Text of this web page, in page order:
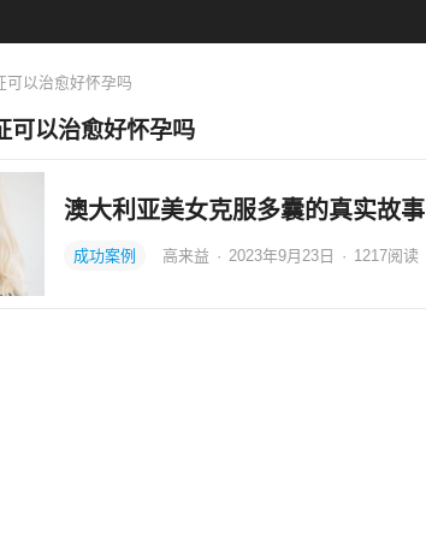
可以治愈好怀孕吗
可以治愈好怀孕吗
澳大利亚美女克服多囊的真实故事
成功案例 高来益 · 2023年9月23日 · 1217阅读